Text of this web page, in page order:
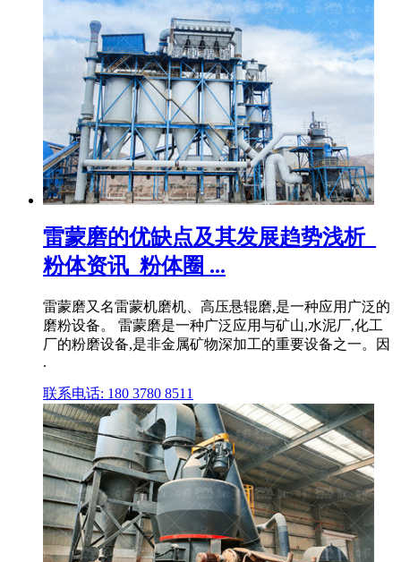
雷蒙磨的优缺点及其发展趋势浅析_
粉体资讯_粉体圈 ...
雷蒙磨又名雷蒙机磨机、高压悬辊磨,是一种应用广泛的
磨粉设备。 雷蒙磨是一种广泛应用与矿山,水泥厂,化工
厂的粉磨设备,是非金属矿物深加工的重要设备之一。因
.
联系电话: 180 3780 8511